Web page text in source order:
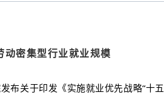
动密集型行业就业规模
布关于印发《实施就业优先战略“十